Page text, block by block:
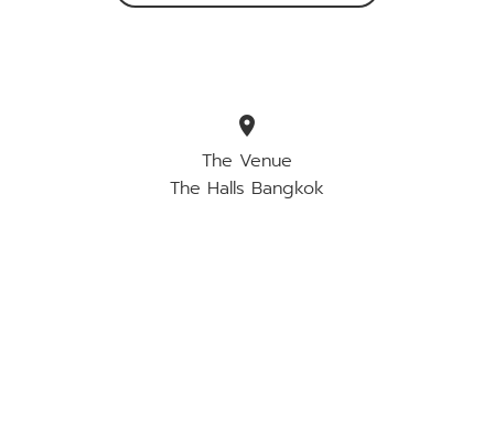
location_on
The Venue
The Halls Bangkok